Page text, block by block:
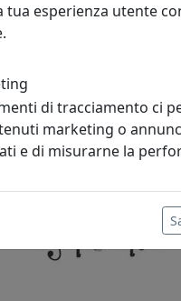
PARETE FIOR DI LOTO, COD.
tua esperienza utente
di tracciamento ci
marketing o
e di misurarne la